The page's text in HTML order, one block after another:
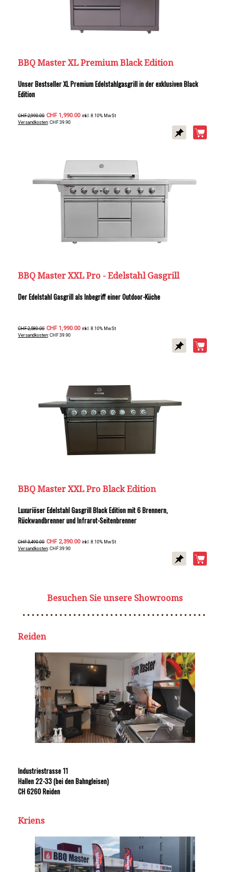
BBQ Master XL Premium Black Edition
Unser Bestseller XL Premium Edelstahlgasgrill in der exklusiven Black
Edition
CHF 2,990.00 CHF 1,990.00 inkl. 8.10% MwSt
Versandkosten: CHF 39.90
BBQ Master XXL Pro - Edelstahl Gasgrill
Der Edelstahl Gasgrill als Inbegriff einer Outdoor-Küche
CHF 2,580.00 CHF 1,990.00 inkl. 8.10% MwSt
Versandkosten: CHF 39.90
BBQ Master XXL Pro Black Edition
Luxuriöser Edelstahl Gasgrill Black Edition mit 6 Brennern,
Rückwandbrenner und Infrarot-Seitenbrenner
CHF 3,490.00 CHF 2,390.00 inkl. 8.10% MwSt
Versandkosten: CHF 39.90
Besuchen Sie unsere Showrooms
Reiden
Industriestrasse 11
Hallen 22-33 (bei den Bahngleisen)
CH 6260 Reiden
Kriens